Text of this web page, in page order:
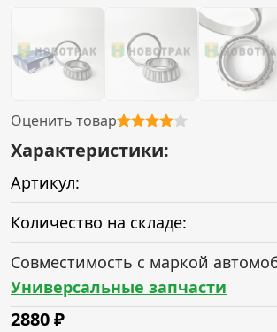
Оценить товар
Характеристики:
Артикул:
Количество на складе:
Совместимость с маркой
Универсальные запчасти
2880₽